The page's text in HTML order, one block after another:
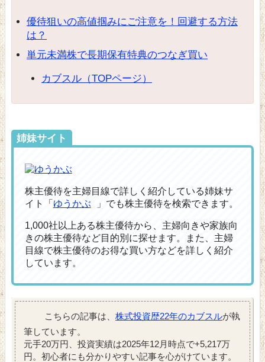
優待狙いの高値掴みにご注意を！回避する方法
は？
単元未満株で長期保有特典のつなぎ買い
カブスル（TOPページ）
姉妹サイト
株主優待を主婦目線で詳しく紹介している姉妹サ
イト「 ゆうかぶ 」でも株主優待を検索できます。
1,000社以上ある株主優待から、主婦向きや家族向
きの株主優待など目的別に探せます。また、主婦
目線で株主優待のお得な買い方などを詳しく紹介
しています。
こちらの記事は、 株式投資歴22年のカブスルが執
筆しています。
元手20万円、投資実績は2025年12月時点で+5,217万
円。初心者にも分かりやすい記事を心がけています。